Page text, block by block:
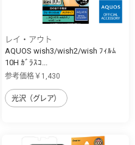
レイ・アウト
AQUOS wish3/wish2/wish ﾌｨﾙﾑ
10H ｶﾞﾗｽｺ...
参考価格￥1,430
光沢（グレア）